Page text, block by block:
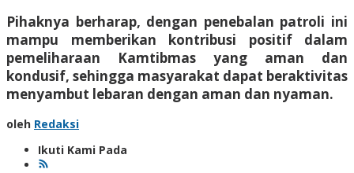
Pihaknya berharap, dengan penebalan patroli ini
mampu memberikan kontribusi positif dalam
pemeliharaan Kamtibmas yang aman dan
kondusif, sehingga masyarakat dapat beraktivitas
menyambut lebaran dengan aman dan nyaman.
oleh Redaksi
Ikuti Kami Pada